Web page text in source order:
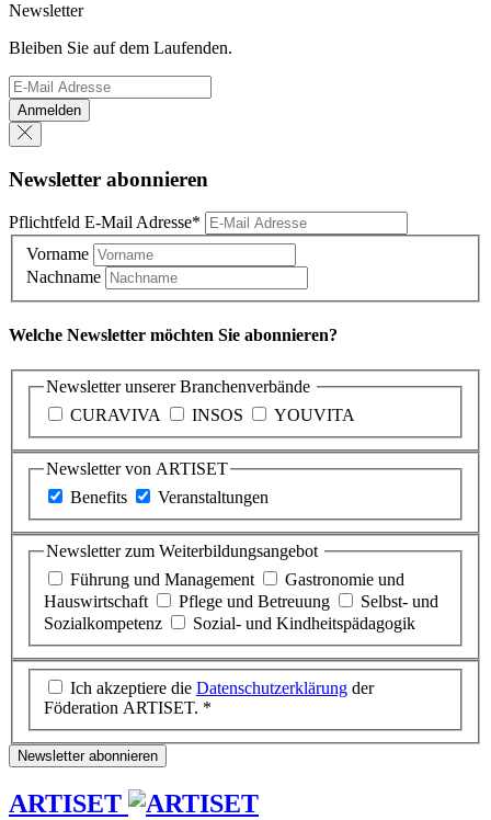
Newsletter
Bleiben Sie auf dem Laufenden.
Anmelden
Newsletter abonnieren
Pflichtfeld E-Mail Adresse*
Vorname
Nachname
Welche Newsletter möchten Sie abonnieren?
Newsletter unserer Branchenverbände
CURAVIVA
INSOS YOUVITA
Newsletter von ARTISET
Benefits
Veranstaltungen
Newsletter zum Weiterbildungsangebot
Führung und Management
Gastronomie und
Hauswirtschaft
Pflege und Betreuung
Selbst- und
Sozialkompetenz
Sozial- und Kindheitspädagogik
Ich akzeptiere die Datenschutzerklärung der
Föderation ARTISET. *
Newsletter abonnieren
ARTISET